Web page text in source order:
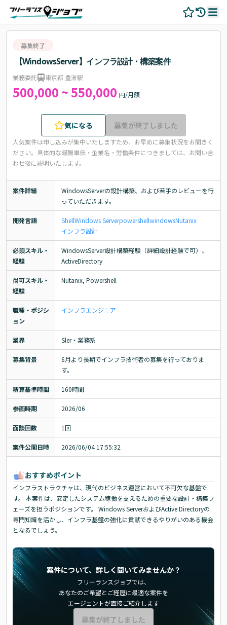
募集終了
【WindowsServer】インフラ設計・構築案件
業務委託 東京都 豊洲駅
500,000 ~ 550,000 円/月額
気になる 募集が終了しました
人気案件は申し込みが集中いたしますため、お早めに募集状況をお聞きく
ださい。 具体的な報酬単価・企業名・労働条件につきましては、お問い合
わせ後に説明いたします。
案件詳細
WindowsServerの設計構築、および若手のレビューを行
っていただきます。
開発言語 ShellWindows ServerpowershellwindowsNutanix
インフラ設計
必須スキル・
経験
WindowsServer設計構築経験（詳細設計経験で可）、
ActiveDirectory
尚可スキル・
経験
Nutanix, Powershell
職種・ポジシ
ョン
インフラエンジニア
業界 Sler・業務系
募集背景
6月より長期でインフラ技術者の募集を行っておりま
す。
精算基準時間 160時間
参画時期 2026/06
面談回数 1回
案件公開日時 2026/06/04 17:55:32
おすすめポイント
インフラストラクチャは、現代のビジネス運営において不可欠な基盤で
す。 本案件は、安定したシステム稼働を支えるための重要な設計・構築フ
ェーズを担うポジションです。 Windows ServerおよびActive Directoryの
専門知識を活かし、インフラ基盤の強化に貢献できるやりがいのある機会
となるでしょう。
案件について、詳しく聞いてみませんか？
フリーランスジョブでは、
あなたのご希望とご経歴に最適な案件を
エージェントが直接ご紹介します
募集が終了しました